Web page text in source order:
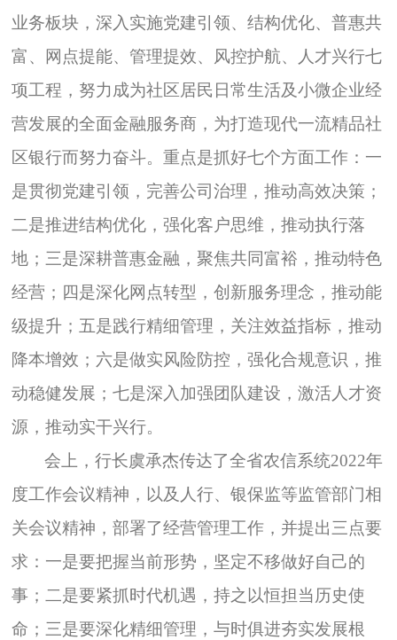
业务板块，深入实施党建引领、结构优化、普惠共
富、网点提能、管理提效、风控护航、人才兴行七
项工程，努力成为社区居民日常生活及小微企业经
营发展的全面金融服务商，为打造现代一流精品社
区银行而努力奋斗。重点是抓好七个方面工作：一
是贯彻党建引领，完善公司治理，推动高效决策；
二是推进结构优化，强化客户思维，推动执行落
地；三是深耕普惠金融，聚焦共同富裕，推动特色
经营；四是深化网点转型，创新服务理念，推动能
级提升；五是践行精细管理，关注效益指标，推动
降本增效；六是做实风险防控，强化合规意识，推
动稳健发展；七是深入加强团队建设，激活人才资
源，推动实干兴行。
会上，行长虞承杰传达了全省农信系统2022年
度工作会议精神，以及人行、银保监等监管部门相
关会议精神，部署了经营管理工作，并提出三点要
求：一是要把握当前形势，坚定不移做好自己的
事；二是要紧抓时代机遇，持之以恒担当历史使
命；三是要深化精细管理，与时俱进夯实发展根